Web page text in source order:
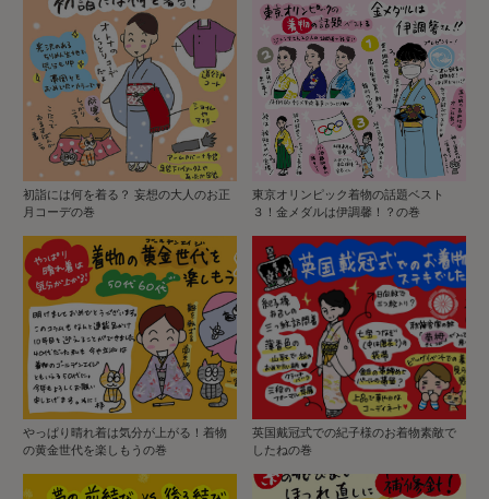
初詣には何を着る？ 妄想の大人のお正
月コーデの巻
東京オリンピック着物の話題ベスト
３！金メダルは伊調馨！？の巻
やっぱり晴れ着は気分が上がる！着物
の黄金世代を楽しもうの巻
英国戴冠式での紀子様のお着物素敵で
したねの巻